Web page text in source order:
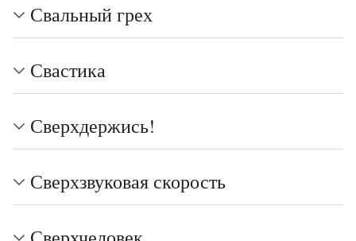
Свальный грех
Свастика
Сверхдержись!
Сверхзвуковая скорость